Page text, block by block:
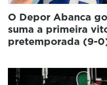
O Depor Abanca
suma a primeira
pretemporada (9-